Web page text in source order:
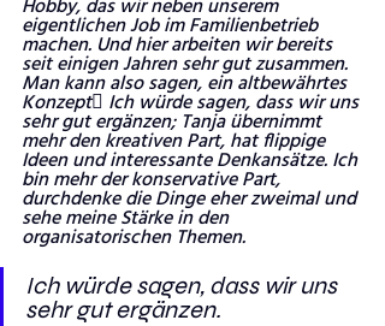
Hobby, das wir neben unserem
eigentlichen Job im Familienbetrieb
machen. Und hier arbeiten wir bereits
seit einigen Jahren sehr gut zusammen.
Man kann also sagen, ein altbewährtes
Konzept Ich würde sagen, dass wir uns
sehr gut ergänzen; Tanja übernimmt
mehr den kreativen Part, hat flippige
Ideen und interessante Denkansätze. Ich
bin mehr der konservative Part,
durchdenke die Dinge eher zweimal und
sehe meine Stärke in den
organisatorischen Themen.
Ich würde sagen, dass wir uns
sehr gut ergänzen.